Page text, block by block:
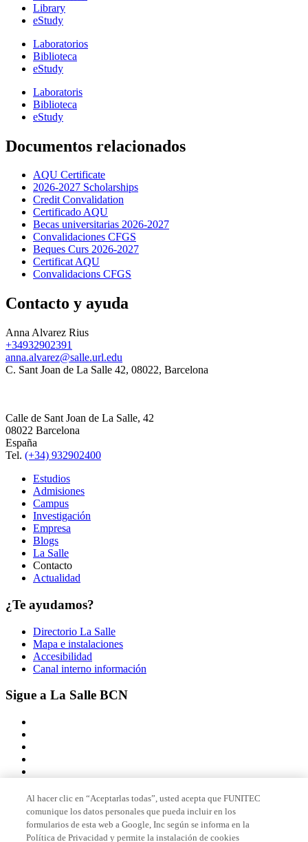
Library
eStudy
Laboratorios
Biblioteca
eStudy
Laboratoris
Biblioteca
eStudy
Documentos relacionados
AQU Certificate
2026-2027 Scholarships
Credit Convalidation
Certificado AQU
Becas universitarias 2026-2027
Convalidaciones CFGS
Beques Curs 2026-2027
Certificat AQU
Convalidacions CFGS
Contacto y ayuda
Anna Alvarez Rius
+34932902391
anna.alvarez@salle.url.edu
C. Sant Joan de La Salle 42, 08022, Barcelona
Calle de Sant Joan de La Salle, 42
08022 Barcelona
España
Tel. (+34) 932902400
Estudios
Admisiones
Campus
Investigación
Empresa
Blogs
La Salle
Contacto
Actualidad
¿Te ayudamos?
Directorio La Salle
Mapa e instalaciones
Accesibilidad
Canal interno información
Sigue a La Salle BCN
Miembro de
Al hacer clic en “Aceptarlas todas”, usted acepta que FUNITEC
comunique los datos personales que pueda incluir en los
formularios de esta web a Google, Inc según se informa en la
Política de Privacidad y permite la instalación de cookies